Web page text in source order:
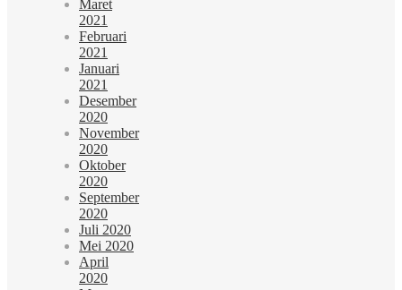
Maret
2021
Februari
2021
Januari
2021
Desember
2020
November
2020
Oktober
2020
September
2020
Juli 2020
Mei 2020
April
2020